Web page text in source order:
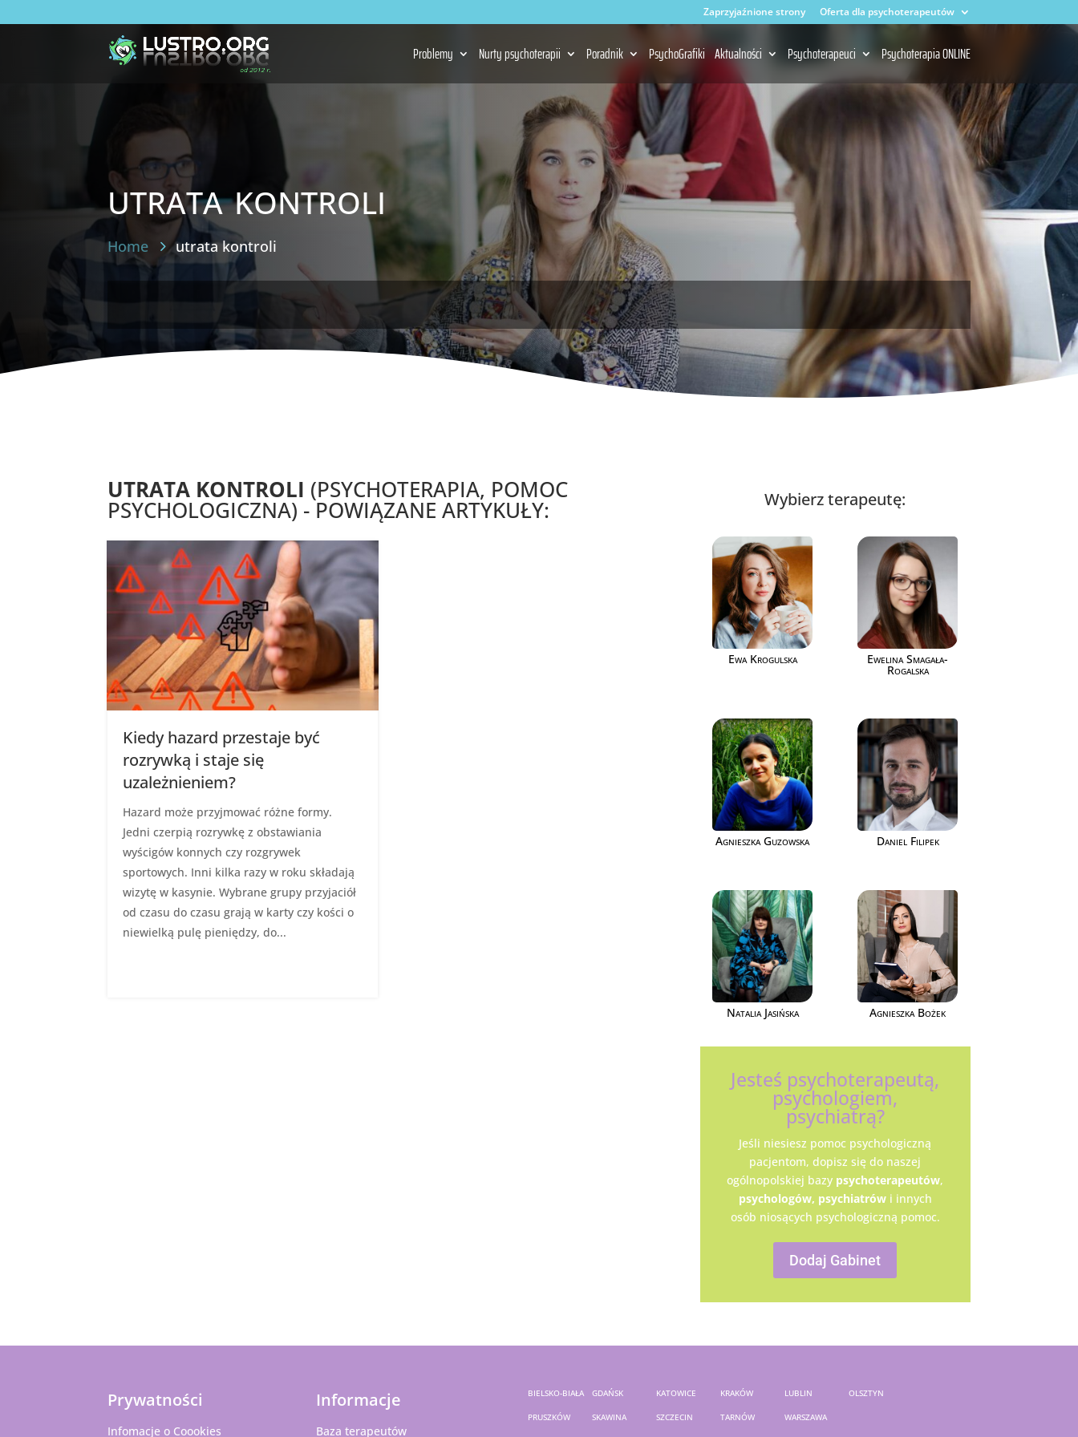
Zaprzyjaźnione strony Oferta dla psychoterapeutów
Problemy Nurty psychoterapii Poradnik PsychoGrafiki Aktualności Psychoterapeuci Psychoterapia ONLINE
utrata kontroli
Home utrata kontroli
UTRATA KONTROLI (PSYCHOTERAPIA, POMOC
PSYCHOLOGICZNA) - POWIĄZANE ARTYKUŁY:
Kiedy hazard przestaje być
rozrywką i staje się
uzależnieniem?
Hazard może przyjmować różne formy.
Jedni czerpią rozrywkę z obstawiania
wyścigów konnych czy rozgrywek
sportowych. Inni kilka razy w roku składają
wizytę w kasynie. Wybrane grupy przyjaciół
od czasu do czasu grają w karty czy kości o
niewielką pulę pieniędzy, do...
Wybierz terapeutę:
Ewa Krogulska Ewelina Smagała-
Rogalska
Agnieszka Guzowska Daniel Filipek
Natalia Jasińska Agnieszka Bożek
Jesteś psychoterapeutą,
psychologiem,
psychiatrą?
Jeśli niesiesz pomoc psychologiczną
pacjentom, dopisz się do naszej
ogólnopolskiej bazy psychoterapeutów,
psychologów, psychiatrówi innych
osób niosących psychologiczną pomoc.
Dodaj Gabinet
Prywatności
Infomacje o Coookies
Informacje
Baza terapeutów
BIELSKO-BIAŁA GDAŃSK KATOWICE KRAKÓW LUBLIN OLSZTYN
PRUSZKÓW SKAWINA SZCZECIN TARNÓW WARSZAWA